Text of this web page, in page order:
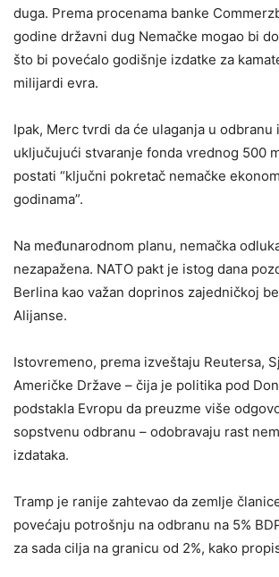
duga. Prema procenama banke
godine državni dug Nemačke mogao bi
što bi povećalo godišnje izdatke za
milijardi evra.
Ipak, Merc tvrdi da će ulaganja u
uključujući stvaranje fonda vrednog 500
postati “ključni pokretač nemačke
godinama”.
Na međunarodnom planu, nemačka
nezapažena. NATO pakt je istog dana
Berlina kao važan doprinos zajedničkoj
Alijanse.
Istovremeno, prema izveštaju Reutersa,
Američke Države – čija je politika pod
podstakla Evropu da preuzme više
sopstvenu odbranu – odobravaju rast
izdataka.
Tramp je ranije zahtevao da zemlje
povećaju potrošnju na odbranu na 5%
za sada cilja na granicu od 2%, kako